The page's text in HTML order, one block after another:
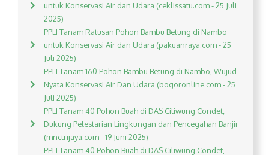
untuk Konservasi Air dan Udara (ceklissatu.com - 25 Juli
2025)
PPLI Tanam Ratusan Pohon Bambu Betung di Nambo
untuk Konservasi Air dan Udara (pakuanraya.com - 25
Juli 2025)
PPLI Tanam 160 Pohon Bambu Betung di Nambo, Wujud
Nyata Konservasi Air Dan Udara (bogoronline.com - 25
Juli 2025)
PPLI Tanam 40 Pohon Buah di DAS Ciliwung Condet,
Dukung Pelestarian Lingkungan dan Pencegahan Banjir
(mnctrijaya.com - 19 Juni 2025)
PPLI Tanam 40 Pohon Buah di DAS Ciliwung Condet,